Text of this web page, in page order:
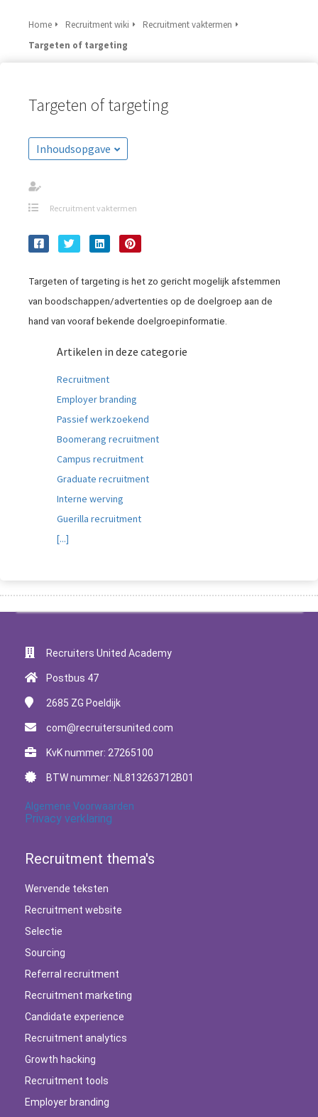
Home Recruitment wiki
Recruitment vaktermen
Targeten of targeting
Targeten of targeting
Inhoudsopgave
Recruitment vaktermen
Targeten of targeting is het zo gericht mogelijk afstemmen
van boodschappen/advertenties op de doelgroep aan de
hand van vooraf bekende doelgroepinformatie.
Artikelen in deze categorie
Recruitment
Employer branding
Passief werkzoekend
Boomerang recruitment
Campus recruitment
Graduate recruitment
Interne werving
Guerilla recruitment
[...]
Recruiters United Academy
Postbus 47
2685 ZG Poeldijk
com@recruitersunited.com
KvK nummer: 27265100
BTW nummer: NL813263712B01
Algemene Voorwaarden
Privacy verklaring
Recruitment thema's
Wervende teksten
Recruitment website
Selectie
Sourcing
Referral recruitment
Recruitment marketing
Candidate experience
Recruitment analytics
Growth hacking
Recruitment tools
Employer branding